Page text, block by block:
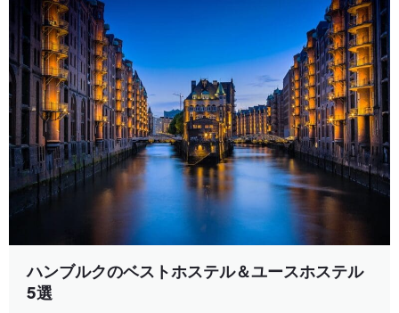
ハンブルクのベストホステル＆ユースホステル
5選